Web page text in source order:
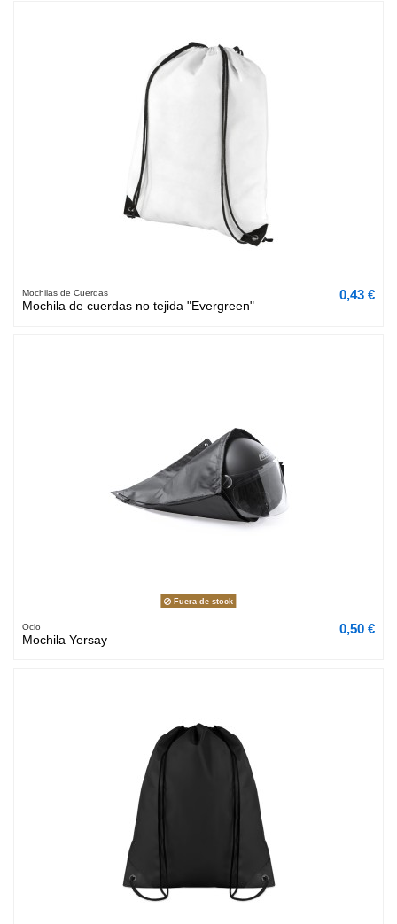
Mochilas de Cuerdas
Mochila de cuerdas no tejida "Evergreen"
0,43 €
Fuera de stock
Ocio
Mochila Yersay
0,50 €